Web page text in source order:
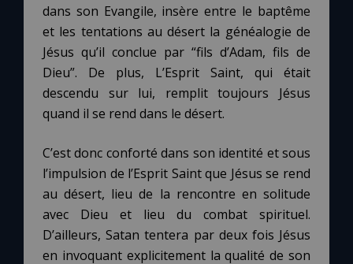
dans son Evangile, insère entre le baptême
et les tentations au désert la généalogie de
Jésus qu’il conclue par “fils d’Adam, fils de
Dieu”. De plus, L’Esprit Saint, qui était
descendu sur lui, remplit toujours Jésus
quand il se rend dans le désert.
C’est donc conforté dans son identité et sous
l’impulsion de l’Esprit Saint que Jésus se rend
au désert, lieu de la rencontre en solitude
avec Dieu et lieu du combat spirituel.
D’ailleurs, Satan tentera par deux fois Jésus
en invoquant explicitement la qualité de son